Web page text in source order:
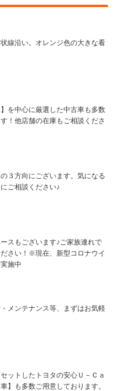
線沿い。オレンジ色の大きな看
】を中心に厳選した中古車も多数
！他店舗の在庫もご相談くださ
３方向にございます。気になる
ご相談ください♪
スもございます♪ご家族連れで
さい！※現在、新型コロナウイ
施中
メンテナンス等、まずはお気軽
ットしたトヨタの安心Ｕ－Ｃａ
】も多数ご用意しております。